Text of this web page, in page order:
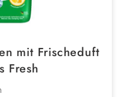
mit Frischeduft
Fresh